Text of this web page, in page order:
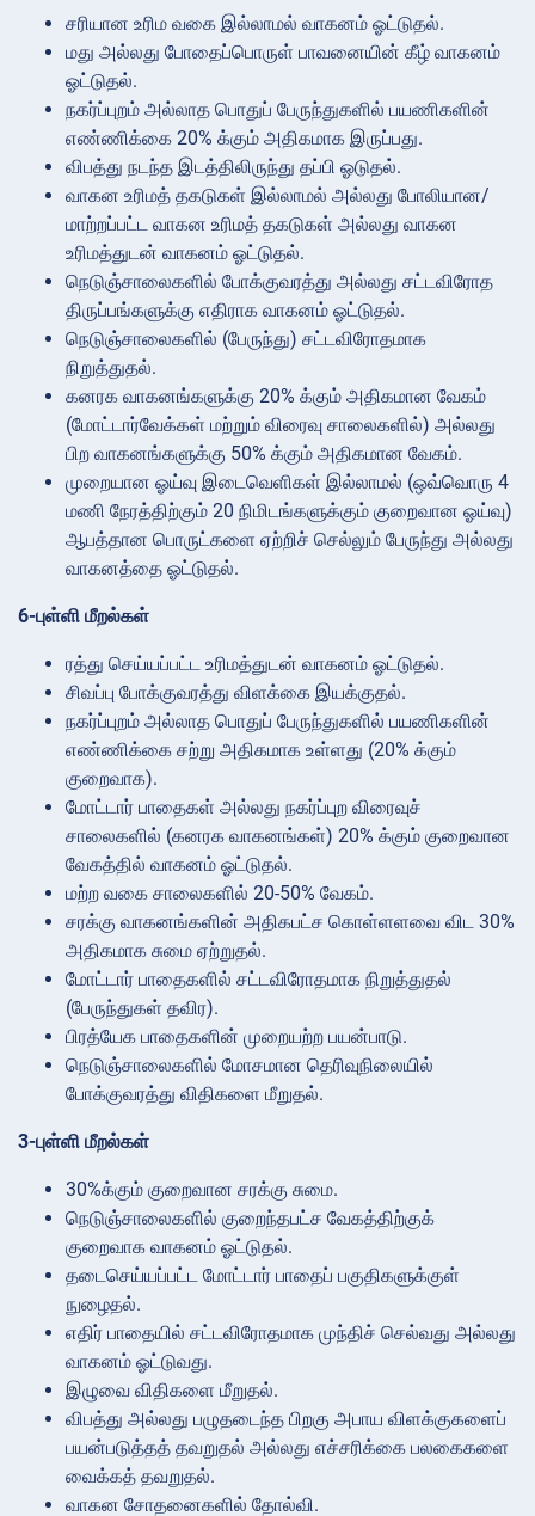
சரியான உரிம வகை இல்லாமல் வாகனம் ஓட்டுதல்.
மது அல்லது போதைப்பொருள் பாவனையின் கீழ் வாகனம்
ஓட்டுதல்.
நகர்ப்புறம் அல்லாத பொதுப் பேருந்துகளில் பயணிகளின்
எண்ணிக்கை 20% க்கும் அதிகமாக இருப்பது.
விபத்து நடந்த இடத்திலிருந்து தப்பி ஓடுதல்.
வாகன உரிமத் தகடுகள் இல்லாமல் அல்லது போலியான/
மாற்றப்பட்ட வாகன உரிமத் தகடுகள் அல்லது வாகன
உரிமத்துடன் வாகனம் ஓட்டுதல்.
நெடுஞ்சாலைகளில் போக்குவரத்து அல்லது சட்டவிரோத
திருப்பங்களுக்கு எதிராக வாகனம் ஓட்டுதல்.
நெடுஞ்சாலைகளில் (பேருந்து) சட்டவிரோதமாக
நிறுத்துதல்.
கனரக வாகனங்களுக்கு 20% க்கும் அதிகமான வேகம்
(மோட்டார்வேக்கள் மற்றும் விரைவு சாலைகளில்) அல்லது
பிற வாகனங்களுக்கு 50% க்கும் அதிகமான வேகம்.
முறையான ஓய்வு இடைவெளிகள் இல்லாமல் (ஒவ்வொரு 4
மணி நேரத்திற்கும் 20 நிமிடங்களுக்கும் குறைவான ஓய்வு)
ஆபத்தான பொருட்களை ஏற்றிச் செல்லும் பேருந்து அல்லது
வாகனத்தை ஓட்டுதல்.
6-புள்ளி மீறல்கள்
ரத்து செய்யப்பட்ட உரிமத்துடன் வாகனம் ஓட்டுதல்.
சிவப்பு போக்குவரத்து விளக்கை இயக்குதல்.
நகர்ப்புறம் அல்லாத பொதுப் பேருந்துகளில் பயணிகளின்
எண்ணிக்கை சற்று அதிகமாக உள்ளது (20% க்கும்
குறைவாக).
மோட்டார் பாதைகள் அல்லது நகர்ப்புற விரைவுச்
சாலைகளில் (கனரக வாகனங்கள்) 20% க்கும் குறைவான
வேகத்தில் வாகனம் ஓட்டுதல்.
மற்ற வகை சாலைகளில் 20-50% வேகம்.
சரக்கு வாகனங்களின் அதிகபட்ச கொள்ளளவை விட 30%
அதிகமாக சுமை ஏற்றுதல்.
மோட்டார் பாதைகளில் சட்டவிரோதமாக நிறுத்துதல்
(பேருந்துகள் தவிர).
பிரத்யேக பாதைகளின் முறையற்ற பயன்பாடு.
நெடுஞ்சாலைகளில் மோசமான தெரிவுநிலையில்
போக்குவரத்து விதிகளை மீறுதல்.
3-புள்ளி மீறல்கள்
30%க்கும் குறைவான சரக்கு சுமை.
நெடுஞ்சாலைகளில் குறைந்தபட்ச வேகத்திற்குக்
குறைவாக வாகனம் ஓட்டுதல்.
தடைசெய்யப்பட்ட மோட்டார் பாதைப் பகுதிகளுக்குள்
நுழைதல்.
எதிர் பாதையில் சட்டவிரோதமாக முந்திச் செல்வது அல்லது
வாகனம் ஓட்டுவது.
இழுவை விதிகளை மீறுதல்.
விபத்து அல்லது பழுதடைந்த பிறகு அபாய விளக்குகளைப்
பயன்படுத்தத் தவறுதல் அல்லது எச்சரிக்கை பலகைகளை
வைக்கத் தவறுதல்.
வாகன சோதனைகளில் தோல்வி.